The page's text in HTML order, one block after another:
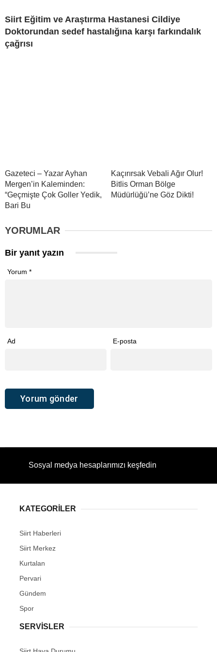
Siirt Eğitim ve Araştırma Hastanesi Cildiye
Doktorundan sedef hastalığına karşı farkındalık
çağrısı
Gazeteci – Yazar Ayhan
Mergen’in Kaleminden:
“Geçmişte Çok Goller Yedik,
Bari Bu
Kaçırırsak Vebali Ağır Olur!
Bitlis Orman Bölge
Müdürlüğü’ne Göz Dikti!
YORUMLAR
Bir yanıt yazın
Yorum *
Ad E-posta
Sosyal medya hesaplarımızı keşfedin
KATEGORİLER
Siirt Haberleri
Siirt Merkez
Kurtalan
Pervari
Gündem
Spor
SERVİSLER